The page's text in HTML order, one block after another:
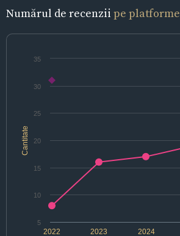
Numărul de recenzii pe platforme
Cantitate
2022 2024
2023
5
10
15
20
25
30
35